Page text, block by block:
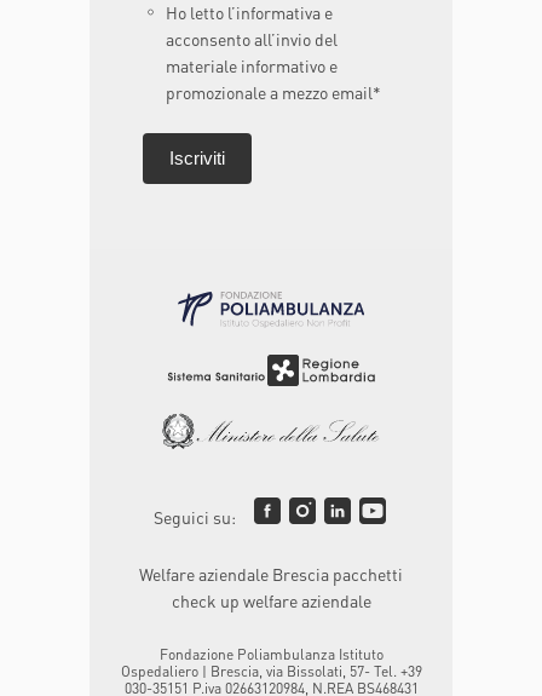
Ho letto l’informativa e
acconsento all’invio del
materiale informativo e
promozionale a mezzo email*
Seguici su:
Welfare aziendale Brescia pacchetti
check up welfare aziendale
Fondazione Poliambulanza Istituto
Ospedaliero | Brescia, via Bissolati, 57- Tel. +39
030-35151 P.iva 02663120984, N.REA BS468431